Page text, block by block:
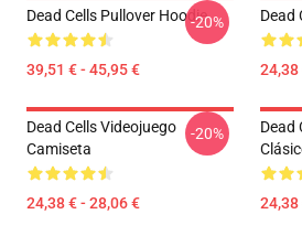
Dead Cells Pullover Hoodie
39,51 € - 45,95 €
-20% Dead
24,38
Dead Cells Videojuego
Camiseta
24,38 € - 28,06 €
-20%
Dead
24,38